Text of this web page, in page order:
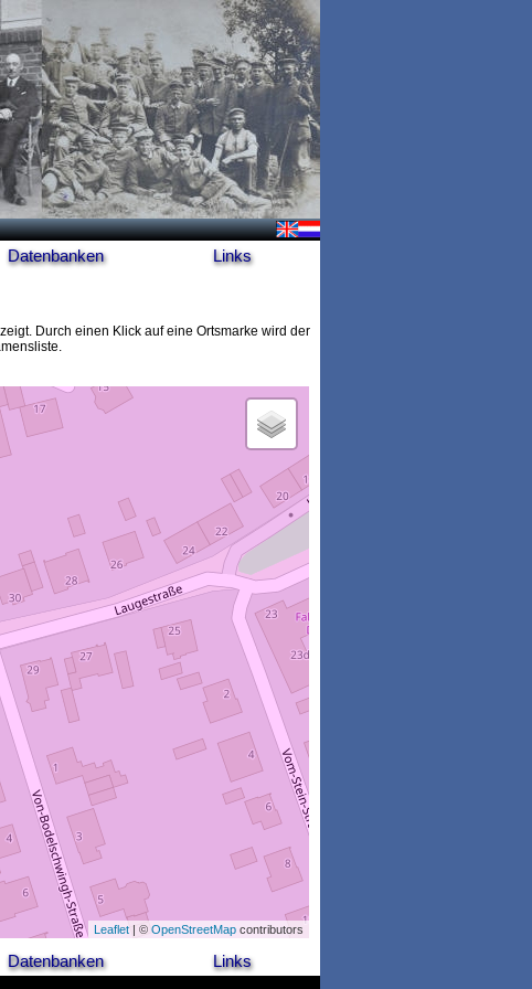
Datenbanken Links
Durch einen Klick auf eine Ortsmarke wird der
Leaflet | © OpenStreetMap contributors
Datenbanken Links